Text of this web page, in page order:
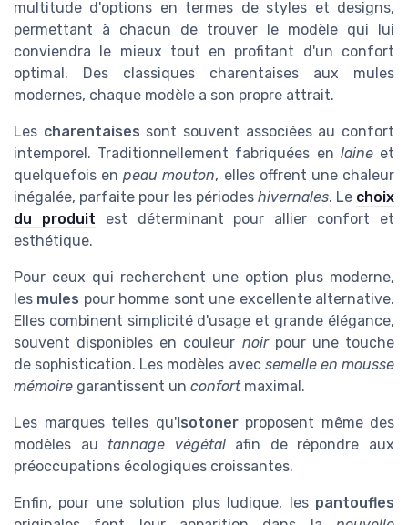
multitude d'options en termes de styles et designs,
permettant à chacun de trouver le modèle qui lui
conviendra le mieux tout en profitant d'un confort
optimal. Des classiques charentaises aux mules
modernes, chaque modèle a son propre attrait.
Les charentaises sont souvent associées au confort
intemporel. Traditionnellement fabriquées en laineet
quelquefois enpeau mouton, elles offrent une chaleur
inégalée, parfaite pour les périodes hivernales. Le choix
du produit est déterminant pour allier confort et
esthétique.
Pour ceux qui recherchent une option plus moderne,
les mules pour homme sont une excellente alternative.
Elles combinent simplicité d'usage et grande élégance,
souvent disponibles en couleur noirpour une touche
de sophistication. Les modèles avec semelle en mousse
mémoire garantissent un confortmaximal.
Les marques telles qu'Isotonerproposent même des
modèles au tannage végétalafin de répondre aux
préoccupations écologiques croissantes.
Enfin, pour une solution plus ludique, les pantoufles